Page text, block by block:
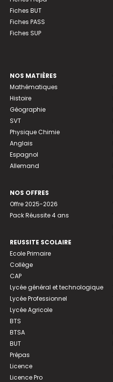
Fiches BUT
Fiches PASS
Fiches SUP
NOS MATIÈRES
Mathématiques
Histoire
Géographie
SVT
Physique Chimie
Anglais
Espagnol
Allemand
NOS OFFRES
Offre 2025-2026
Pack Réussite 4 ans
REUSSITE SCOLAIRE
Ecole Primaire
Collège
CAP
Lycée général et technologique
Lycée Professionnel
Lycée Agricole
BTS
BTSA
BUT
Prépas
Licence
Licence Pro